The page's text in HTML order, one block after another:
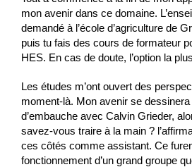
mon avenir dans ce domaine.
demandé à l’école d’agriculture de
puis tu fais des cours de formateur
HES. En cas de doute, l’option la
Les études m’ont ouvert des
moment-là. Mon avenir se
d’embauche avec Calvin Grieder,
savez-vous traire à la main ?
ces côtés comme assistant. Ce
fonctionnement d’un grand groupe